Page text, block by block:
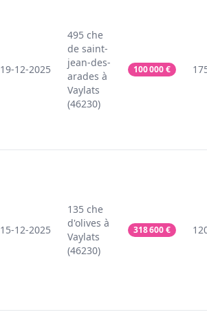
19-12-2025
495 che
de saint-
jean-des-
arades à
Vaylats
(46230)
100 000€
15-12-2025
135 che
d'olives à
Vaylats
(46230)
318 600€